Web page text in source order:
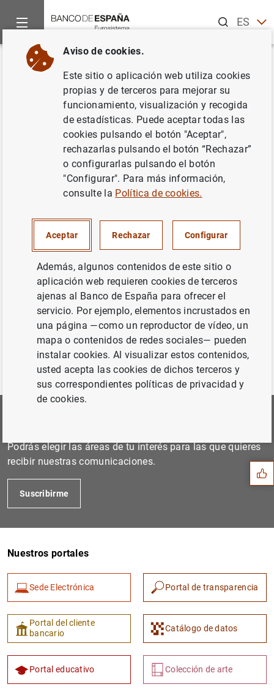
ESEN
Inicio Noticias y eventos
Volver
Junio de 2018
Junio de 2018 (90KB )
Anterior
Julio de 2018...
Siguiente
Mayo de 2018...
Sugerencias
1 2
Podrás elegir las áreas de tu interés para las que quieres
recibir nuestras comunicaciones.
Suscribirme
Nuestros portales
Sede Electrónica Portal de transparencia
Portal del cliente
bancario
Catálogo de datos
Portal educativo Colección de arte
Aviso de cookies.
Este sitio o aplicación web utiliza cookies
propias y de terceros para mejorar su
funcionamiento, visualización y recogida
de estadísticas. Puede aceptar todas las
cookies pulsando el botón "Aceptar",
rechazarlas pulsando el botón “Rechazar”
o configurarlas pulsando el botón
"Configurar". Para más información,
consulte la Política de cookies.
Aceptar Rechazar Configurar
Además, algunos contenidos de este sitio o
aplicación web requieren cookies de terceros
ajenas al Banco de España para ofrecer el
servicio. Por ejemplo, elementos incrustados en
una página —como un reproductor de vídeo, un
mapa o contenidos de redes sociales— pueden
instalar cookies. Al visualizar estos contenidos,
usted acepta las cookies de dichos terceros y
sus correspondientes políticas de privacidad y
de cookies.